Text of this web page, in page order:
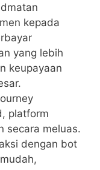
kepada
yang lebih
keupayaan
platform
secara meluas.
dengan bot